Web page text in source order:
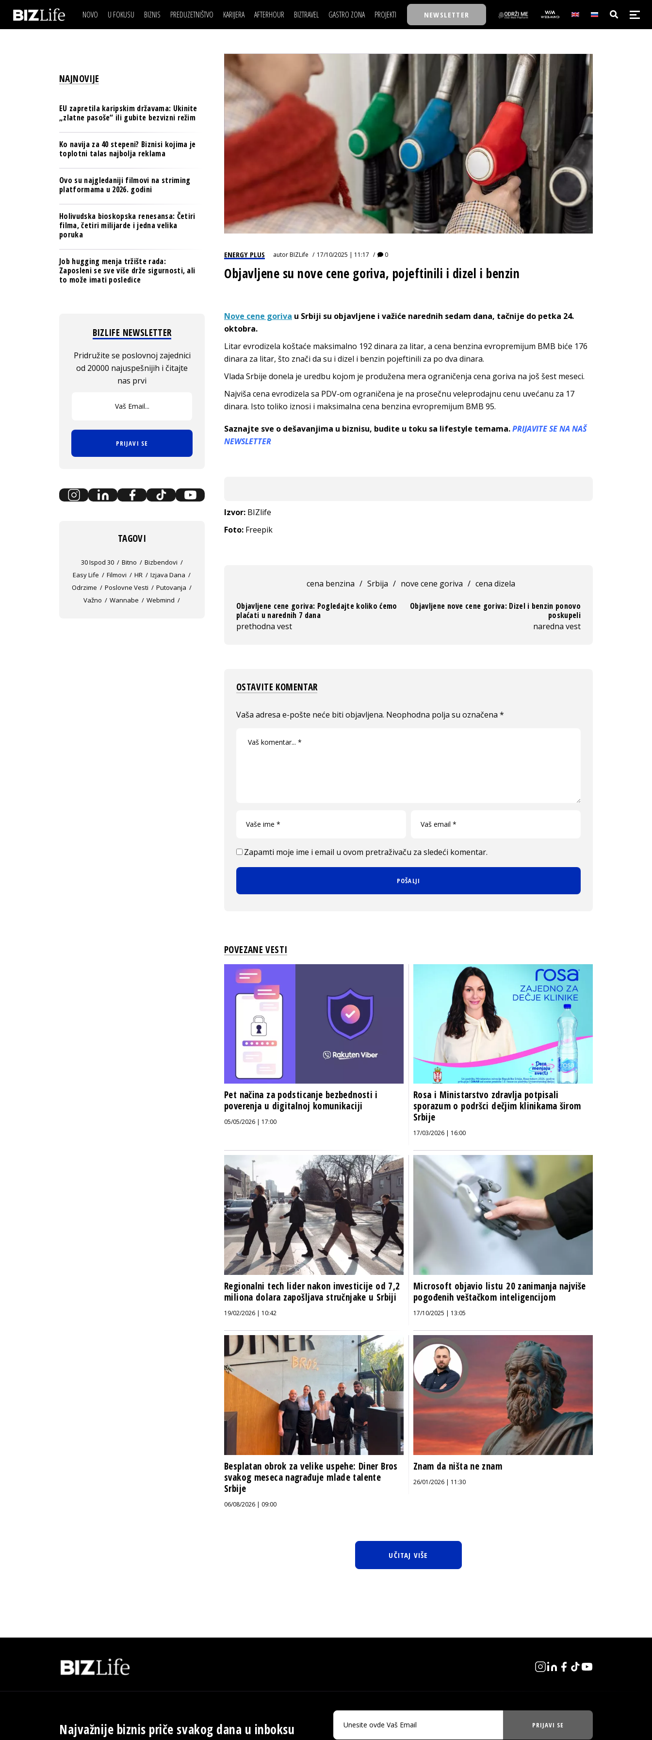
NOVO U FOKUSU BIZNIS
BANKE
OSIGURANJE
TECH I AI
BIZNIS & SPORT
PULS REGIONA
NOVO NA RAFU
PREDUZETNIŠTVO KARIJERA
LJUDI (HR)
MOJ UGAO
USAVRŠAVANJE
KNOW-HOW
AFTERHOUR
STIL
WELLBEING
BIZTRAVEL GASTRO ZONA PROJEKTI
TASTY TALKS
30 ISPOD 30
BACK TO OFFICE/SCHOOL
BIZBENDOVI
BIZKOLEGIJUM
BMW BIZNIS LIGA
BIZLIFE WEEK
IZJAVA GODINE
NEWSLETTER
IZJAVA DANABIZNIS SCENA
BREND I KOMUNIKACIJE
OSIGURANJE
TECH I AI
PULS REGIONA
POSAO
MOJ UGAO
USAVRŠAVANJE
KNOW-HOW
FILM I SCENA
AUTO SVET
NAJKOLEGA
30 ISPOD 30
BACK TO OFFICE/SCHOOL
BIZBENDOVI
BIZKOLEGIJUM
BMW BIZNIS LIGA
BIZLIFE WEEK
IZJAVA GODINE
ENERGY PLUS autorBIZLife 17/10/2025 | 11:17 0
Objavljene su nove cene goriva, pojeftinili i dizel i benzin
Nove cene goriva u Srbiji su objavljene i važiće narednih sedam dana, tačnije do petka 24.
oktobra.
Litar evrodizela koštaće maksimalno 192 dinara za litar, a cena benzina evropremijum BMB biće 176
dinara za litar, što znači da su i dizel i benzin pojeftinili za po dva dinara.
Vlada Srbije donela je uredbu kojom je produžena mera ograničenja cena goriva na još šest meseci.
Najviša cena evrodizela sa PDV-om ograničena je na prosečnu veleprodajnu cenu uvećanu za 17
dinara. Isto toliko iznosi i maksimalna cena benzina evropremijum BMB 95.
Saznajte sve o dešavanjima u biznisu, budite u toku sa lifestyle temama.PRIJAVITE SE NA NAŠ
NEWSLETTER
Izvor: BIZlife
Foto: Freepik
cena benzina / Srbija / nove cene goriva / cena dizela
Objavljene cene goriva: Pogledajte koliko ćemo
plaćati u narednih 7 dana
prethodna vest
Objavljene nove cene goriva: Dizel i benzin ponovo
poskupeli
naredna vest
OSTAVITE KOMENTAR
Vaša adresa e-pošte neće biti objavljena. Neophodna polja su označena *
Zapamti moje ime i email u ovom pretraživaču za sledeći komentar.
POVEZANE VESTI
Pet načina za podsticanje bezbednosti i
poverenja u digitalnoj komunikaciji
05/05/2026 | 17:00
Rosa i Ministarstvo zdravlja potpisali
sporazum o podršci dečjim klinikama širom
Srbije
17/03/2026 | 16:00
Regionalni tech lider nakon investicije od 7,2
miliona dolara zapošljava stručnjake u Srbiji
19/02/2026 | 10:42
Microsoft objavio listu 20 zanimanja najviše
pogođenih veštačkom inteligencijom
17/10/2025 | 13:05
Besplatan obrok za velike uspehe: Diner Bros
svakog meseca nagrađuje mlade talente
Srbije
06/08/2026 | 09:00
Znam da ništa ne znam
26/01/2026 | 11:30
UČITAJ VIŠE
NAJNOVIJE
EU zapretila karipskim državama: Ukinite
„zlatne pasoše“ ili gubite bezvizni režim
Ko navija za 40 stepeni? Biznisi kojima je
toplotni talas najbolja reklama
Ovo su najgledaniji filmovi na striming
platformama u 2026. godini
Holivudska bioskopska renesansa: Četiri
filma, četiri milijarde i jedna velika
poruka
Job hugging menja tržište rada:
Zaposleni se sve više drže sigurnosti, ali
to može imati posledice
BIZLIFE NEWSLETTER
Pridružite se poslovnoj zajednici
od 20000 najuspešnijih i čitajte
nas prvi
PRIJAVI SE
TAGOVI
30 Ispod 30 Bitno
Bizbendovi
Easy Life
Filmovi HR
Izjava Dana
Odrzime
Poslovne Vesti
Putovanja
Važno
Wannabe Webmind
Najvažnije biznis priče svakog dana u inboksu PRIJAVI SE